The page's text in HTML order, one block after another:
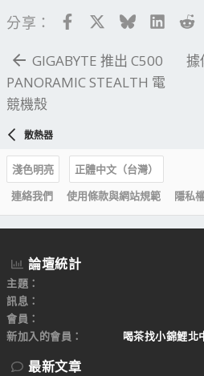
分享： FacebookBluesky
GIGABYTE 推出 C500
PANORAMIC STEALTH 電
競機殼
據
散熱器
淺色明亮
正體中文（台灣）
連絡我們
使用條款與網站規範 隱私
論壇統計
主題
訊息
會員
新加入的會員
喝茶找小錦鯉
最新文章